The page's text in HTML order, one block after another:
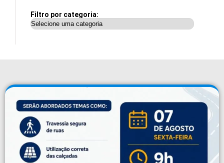
Filtro por categoria: